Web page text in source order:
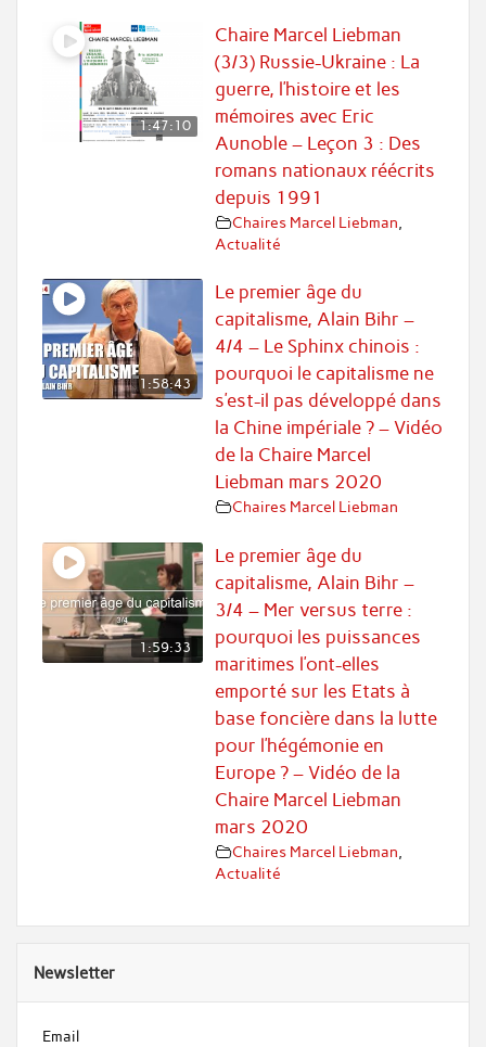
1:47:10
Chaire Marcel Liebman
(3/3) Russie-Ukraine : La
guerre, l’histoire et les
mémoires avec Eric
Aunoble – Leçon 3 : Des
romans nationaux réécrits
depuis 1991
Chaires Marcel Liebman
Actualité
1:58:43
Le premier âge du
capitalisme, Alain Bihr –
4/4 – Le Sphinx chinois :
pourquoi le capitalisme ne
s’est-il pas développé dans
la Chine impériale ? – Vidéo
de la Chaire Marcel
Liebman mars 2020
Chaires Marcel Liebman
1:59:33
Le premier âge du
capitalisme, Alain Bihr –
3/4 – Mer versus terre :
pourquoi les puissances
maritimes l’ont-elles
emporté sur les Etats à
base foncière dans la lutte
pour l’hégémonie en
Europe ? – Vidéo de la
Chaire Marcel Liebman
mars 2020
Chaires Marcel Liebman
Actualité
Newsletter
Email